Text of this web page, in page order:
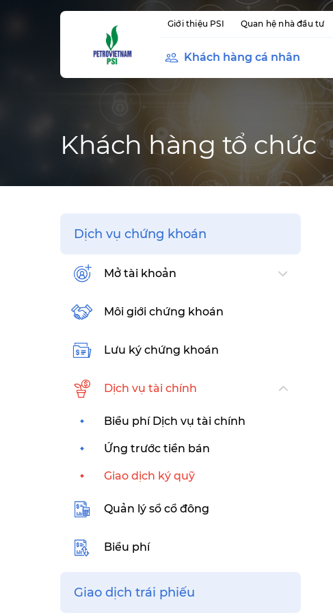
Giới thiệu PSI Quan hệ nhà đầu tư
Khách hàng cá nhân
Khách hàng tổ chức
Dịch vụ chứng khoán
Mở tài khoản
Môi giới chứng khoán
Lưu ký chứng khoán
Dịch vụ tài chính
Biểu phí Dịch vụ tài chính
Ứng trước tiền bán
Giao dịch ký quỹ
Quản lý sổ cổ đông
Biểu phí
Giao dịch trái phiếu